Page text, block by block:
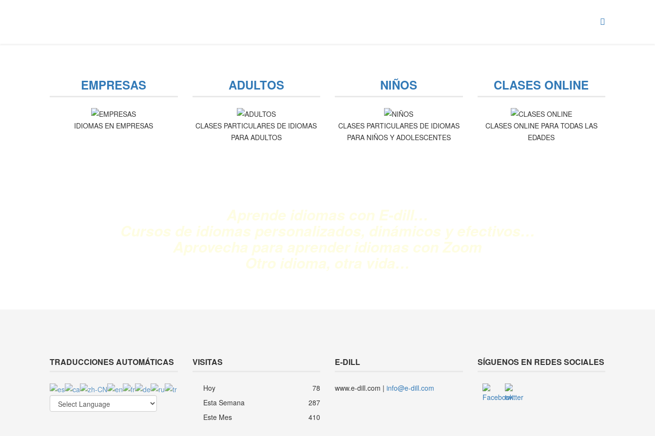
EMPRESAS
IDIOMAS EN EMPRESAS
ADULTOS
CLASES PARTICULARES DE IDIOMAS
PARA ADULTOS
NIÑOS
CLASES PARTICULARES DE IDIOMAS
PARA NIÑOS Y ADOLESCENTES
CLASES ONLINE
CLASES ONLINE PARA TODAS LAS
EDADES
Aprende idiomas con E-dill…
Cursos de idiomas personalizados, dinámicos y efectivos…
Aprovecha para aprender idiomas con Zoom
Otro idioma, otra vida…
TRADUCCIONES AUTOMÁTICAS VISITAS
Hoy
78
Esta Semana
287
Este Mes
410
E-DILL
www.e-dill.com | info@e-dill.com
SÍGUENOS EN REDES SOCIALES